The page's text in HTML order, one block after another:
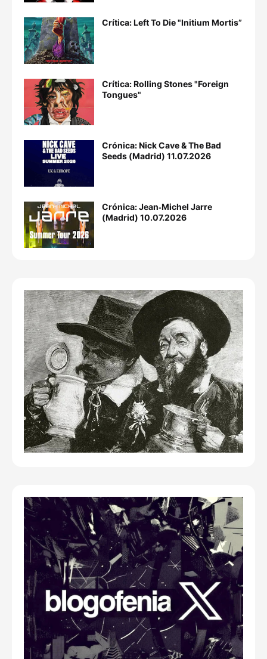
Crítica: Left To Die "Initium Mortis”
Crítica: Rolling Stones "Foreign
Tongues"
Crónica: Nick Cave & The Bad
Seeds (Madrid) 11.07.2026
Crónica: Jean‐Michel Jarre
(Madrid) 10.07.2026